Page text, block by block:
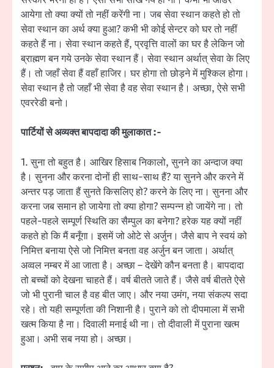
आयेगा तो क्या क्यों तो नहीं करेंगी ना। जब सेवा स्थान कहते हो तो
सेवा स्थान का अर्थ क्या हुआ? कभी भी कोई सेन्टर को घर तो नहीं
कहते हैं ना। सेवा स्थान कहते हैं, प्रवृत्ति वालों का घर है लेकिन जो
ब्राह्मण बन गये उनके सेवा स्थान हैं। सेवा स्थान अर्थात् सेवा के लिए
हैं। तो जहाँ सेवा हैं वहाँ हाजिर। घर होगा तो छोड़ने में मुश्किल होगा।
सेवा स्थान है तो जहाँ भी सेवा है वह सेवा स्थान है। अच्छा, ऐसे सभी
एवररेडी बनो।
पार्टियों से अव्यक्त बापदादा की मुलाकात :-
1. सुना तो बहुत है। आखिर हिसाब निकालो, सुनने का अन्दाज क्या
है। सुनना और करना दोनों ही साथ-साथ हैं? या सुनने और करने में
अन्तर पड़ जाता हैं सुनते किसलिए हो? करने के लिए ना। सुनना और
करना जब समान हो जायेगा तो क्या होगा? सम्पन्न हो जायेंगे ना। तो
पहले-पहले सम्पूर्ण स्थिति का सैम्पुल का बनेगा? हरेक यह क्यों नहीं
कहते हो कि मैं बनूँगा। इसमें जो ओटे से अर्जुन। जैसे बाप ने स्वयं को
निमित्त बनाया ऐसे जो निमित्त बनता वह अर्जुन बन जाता। अर्थात्
अव्वल नम्बर में आ जाता है। अच्छा – देखेंगे कौन बनता है। बापदादा
तो बच्चों को देखना चाहते हैं। वर्ष बीतते जाते हैं। जैसे वर्ष बीतते ऐसे
जो भी पुरानी चाल है वह बीत जाए। और नया उमंग, नया संकल्प सदा
रहे। तो यही सम्पूर्णता की निशानी है। पुराने को तो दीपमाला में सभी
खत्म किया है ना। दिवाली मनाई थी ना। तो दीवाली में पुराना खत्म
हुआ। अभी सब नया हो। अच्छा।